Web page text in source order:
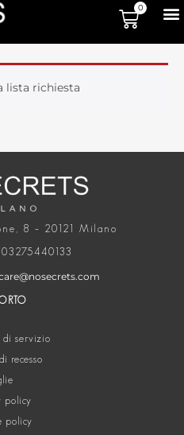
0
lista richiesta
8 – 20121 Milano
03275440133
servizio
recesso
policy
policy